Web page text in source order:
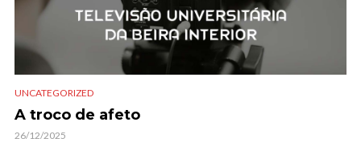
UNCATEGORIZED
A troco de afeto
26/12/2025